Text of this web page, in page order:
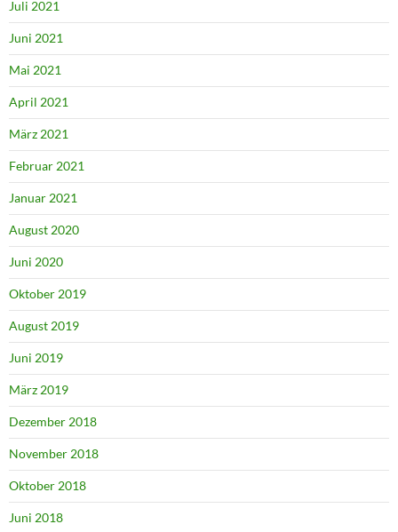
Juli 2021
Juni 2021
Mai 2021
April 2021
März 2021
Februar 2021
Januar 2021
August 2020
Juni 2020
Oktober 2019
August 2019
Juni 2019
März 2019
Dezember 2018
November 2018
Oktober 2018
Juni 2018